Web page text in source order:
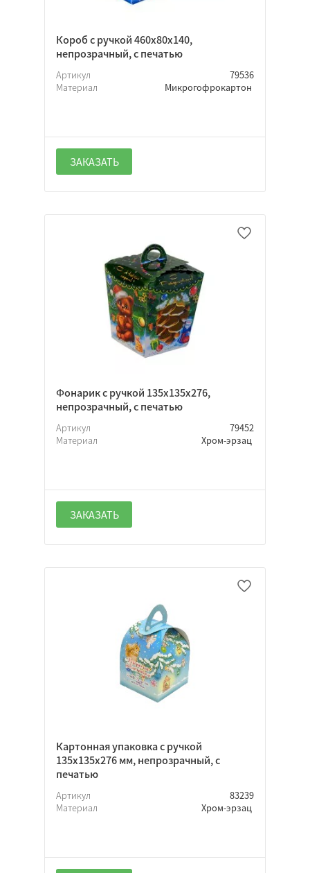
Неважно
Короб с ручкой 460х80х140,
непрозрачный, с печатью
Артикул
79536
Материал
Микрогофрокартон
ЗАКАЗАТЬ
Фонарик с ручкой 135х135х276,
непрозрачный, с печатью
Артикул
79452
Материал
Хром-эрзац
ЗАКАЗАТЬ
Картонная упаковка с ручкой
135х135х276 мм, непрозрачный, с
печатью
Артикул
83239
Материал
Хром-эрзац